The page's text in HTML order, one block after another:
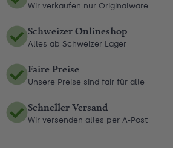
Wir verkaufen nur Originalware
Schweizer Onlineshop
Alles ab Schweizer Lager
Faire Preise
Unsere Preise sind fair für alle
Schneller Versand
Wir versenden alles per A-Post